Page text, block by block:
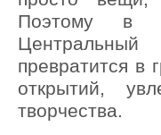
Поэтому в
превратится в
открытий,
творчества.